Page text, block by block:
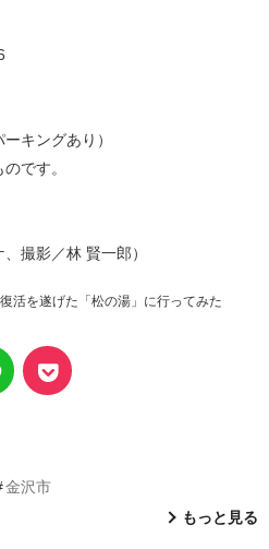
キングあり）
です。
撮影／林 賢一郎）
活を遂げた「松の湯」に行ってみた
金沢市
もっと見る